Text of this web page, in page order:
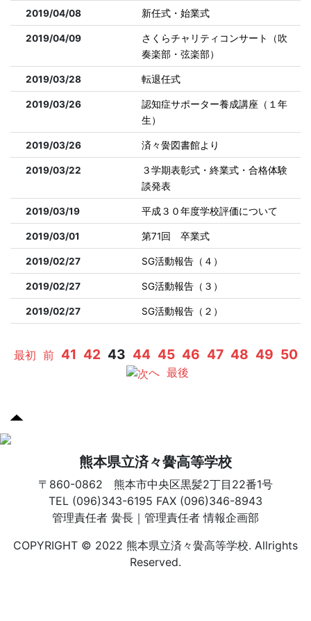
2019/04/08 新任式・始業式
2019/04/09
さくらチャリティコンサート（吹
奏楽部・弦楽部）
2019/03/28 転退任式
2019/03/26
認知症サポーター養成講座（１年
生）
2019/03/26 済々黌図書館より
2019/03/22
３学期表彰式・終業式・合格体験
談発表
2019/03/19 平成３０年度学校評価について
2019/03/01 第71回 卒業式
2019/02/27 SG活動報告（４）
2019/02/27 SG活動報告（３）
2019/02/27 SG活動報告（２）
最初 前 41 42 43 44 45 46 47 48 49 50
へ 最後
熊本県立済々黌高等学校
〒860-0862 熊本市中央区黒髪2丁目22番1号
TEL (096)343-6195 FAX (096)346-8943
管理責任者 黌長｜管理責任者 情報企画部
COPYRIGHT © 2022 熊本県立済々黌高等学校. Allrights
Reserved.